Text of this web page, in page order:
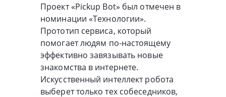
Проект «Pickup Bot» был отмечен в
номинации «Технологии».
Прототип сервиса, который
помогает людям по-настоящему
эффективно завязывать новые
знакомства в интернете.
Искусственный интеллект робота
выберет только тех собеседников,